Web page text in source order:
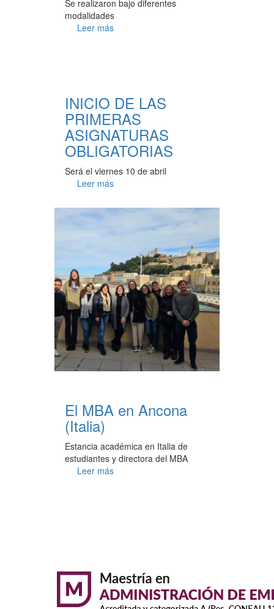
Se realizaron bajo diferentes
modalidades
Leer más
INICIO DE LAS
PRIMERAS
ASIGNATURAS
OBLIGATORIAS
Será el viernes 10 de abril
Leer más
El MBA en Ancona
(Italia)
Estancia académica en Italia de
estudiantes y directora del MBA
Leer más